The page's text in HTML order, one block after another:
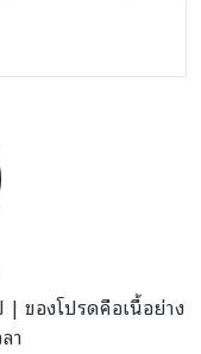
ของโปรดคือเนื้อย่าง
า